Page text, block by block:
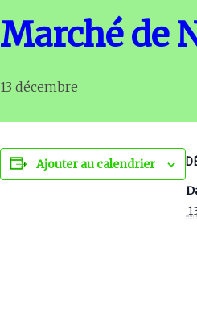
Marché de
13 décembre
Ajouter au calendrier